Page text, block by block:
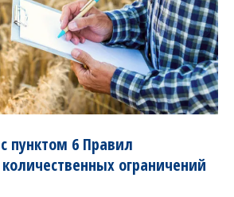
пунктом 6 Правил
ограничений